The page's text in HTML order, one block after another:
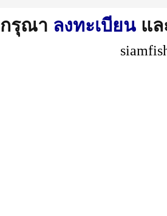
กรุณา ลงทะเบียน แ